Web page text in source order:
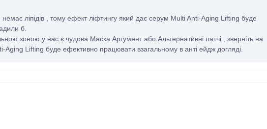
ліпідів , тому ефект ліфтингу який дає серум Multi Anti-Aging Lifting буде
б.
зоною у нас є чудова Маска Аргумент або Альтернативні патчі , зверніть на
Aging Lifting буде ефективно працювати взагальному в анті ейдж догляді.